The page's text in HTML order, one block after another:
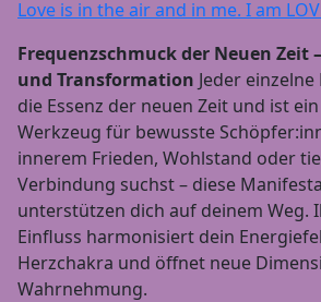
Love is in the air and in me. I am
Frequenzschmuck der Neuen Zeit
und Transformation Jeder
die Essenz der neuen Zeit und ist
Werkzeug für bewusste
innerem Frieden, Wohlstand oder
Verbindung suchst – diese
unterstützen dich auf deinem Weg.
Einfluss harmonisiert dein
Herzchakra und öffnet neue
Wahrnehmung.